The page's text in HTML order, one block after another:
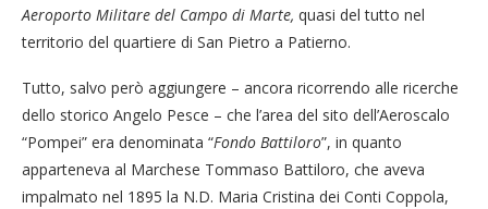
Aeroporto Militare del Campo di Marte, quasi del tutto nel
territorio del quartiere di San Pietro a Patierno.
Tutto, salvo però aggiungere – ancora ricorrendo alle ricerche
dello storico Angelo Pesce – che l’area del sito dell’Aeroscalo
“Pompei” era denominata “Fondo Battiloro”, in quanto
apparteneva al Marchese Tommaso Battiloro, che aveva
impalmato nel 1895 la N.D. Maria Cristina dei Conti Coppola,